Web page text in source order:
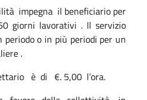
impegna il beneficiario per
giorni lavorativi . Il servizio
periodo o in più periodi per un
.
è di €. 5,00 l’ora.